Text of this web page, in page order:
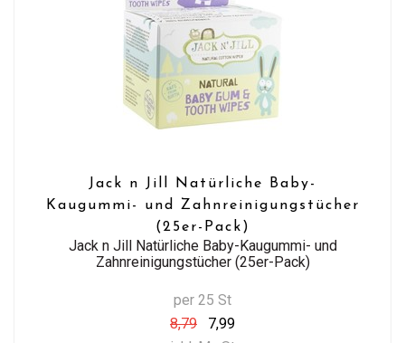
Jack n Jill Natürliche Baby-
Kaugummi- und Zahnreinigungstücher
(25er-Pack)
Jack n Jill Natürliche Baby-Kaugummi- und
Zahnreinigungstücher (25er-Pack)
per 25 St
8,79
7,99